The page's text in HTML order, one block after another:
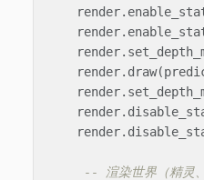
render.
render.
render.
render. draw(
render.
render.
render.
-- 渲染世界（精灵